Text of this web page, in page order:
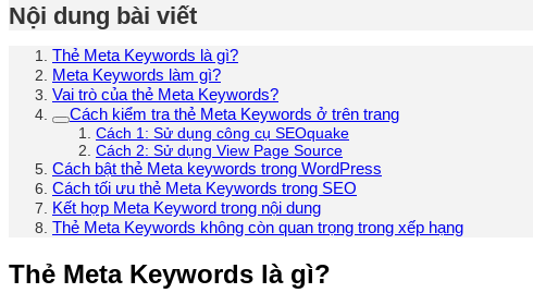
Nội dung bài viết
Thẻ Meta Keywords là gì?
Meta Keywords làm gì?
Vai trò của thẻ Meta Keywords?
Cách kiểm tra thẻ Meta Keywords ở trên trang
Cách 1: Sử dụng công cụ SEOquake
Cách 2: Sử dụng View Page Source
Cách bật thẻ Meta keywords trong WordPress
Cách tối ưu thẻ Meta Keywords trong SEO
Kết hợp Meta Keyword trong nội dung
Thẻ Meta Keywords không còn quan trọng trong xếp hạng
Thẻ Meta Keywords là gì?